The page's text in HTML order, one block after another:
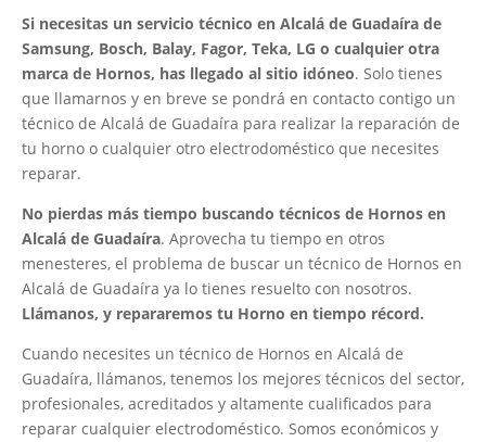
Si necesitas un servicio técnico en Alcalá de Guadaíra de
Samsung, Bosch, Balay, Fagor, Teka, LG o cualquier otra
marca de Hornos, has llegado al sitio idóneo. Solo tienes
que llamarnos y en breve se pondrá en contacto contigo un
técnico de Alcalá de Guadaíra para realizar la reparación de
tu horno o cualquier otro electrodoméstico que necesites
reparar.
No pierdas más tiempo buscando técnicos de Hornos en
Alcalá de Guadaíra. Aprovecha tu tiempo en otros
menesteres, el problema de buscar un técnico de Hornos en
Alcalá de Guadaíra ya lo tienes resuelto con nosotros.
Llámanos, y repararemos tu Horno en tiempo récord.
Cuando necesites un técnico de Hornos en Alcalá de
Guadaíra, llámanos, tenemos los mejores técnicos del sector,
profesionales, acreditados y altamente cualificados para
reparar cualquier electrodoméstico. Somos económicos y